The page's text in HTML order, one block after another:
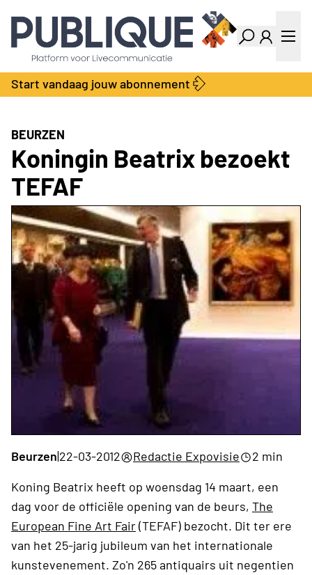
Industry Dashboard
Vacatures
Kalender
Producten
Bedrijvengids
Locatie Finder
Contact
Over ons
Adverteren
Abonnementen
Start vandaag jouw abonnement
BEURZEN
Koningin Beatrix bezoekt
TEFAF
Beurzen|22-03-2012 Redactie Expovisie
2 min
Koning Beatrix heeft op woensdag 14 maart, een
dag voor de officiële opening van de beurs, The
European Fine Art Fair(TEFAF) bezocht. Dit ter ere
van het 25-jarig jubileum van het internationale
kunstevenement. Zo'n 265 antiquairs uit negentien